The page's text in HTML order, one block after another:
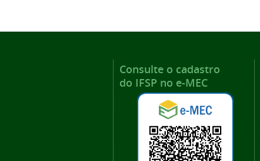
Consulte o cadastro
do IFSP no e-MEC